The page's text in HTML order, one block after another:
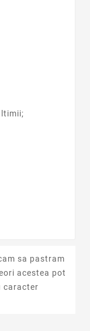
sa pastram
acestea pot
caracter